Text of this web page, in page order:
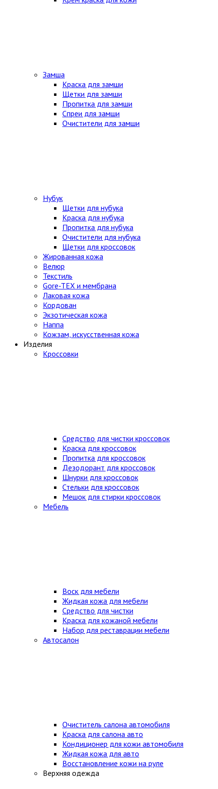
Замша
Краска для замши
Щетки для замши
Пропитка для замши
Спреи для замши
Очистители для замши
Нубук
Щетки для нубука
Краска для нубука
Пропитка для нубука
Очистители для нубука
Щетки для кроссовок
Жированная кожа
Велюр
Текстиль
Gore-TEX и мембрана
Лаковая кожа
Кордован
Экзотическая кожа
Наппа
Кожзам, искусственная кожа
Изделия
Кроссовки
Средство для чистки кроссовок
Краска для кроссовок
Пропитка для кроссовок
Дезодорант для кроссовок
Шнурки для кроссовок
Стельки для кроссовок
Мешок для стирки кроссовок
Мебель
Воск для мебели
Жидкая кожа для мебели
Средство для чистки
Краска для кожаной мебели
Набор для реставрации мебели
Автосалон
Очиститель салона автомобиля
Краска для салона авто
Кондиционер для кожи автомобиля
Жидкая кожа для авто
Восстановление кожи на руле
Верхняя одежда